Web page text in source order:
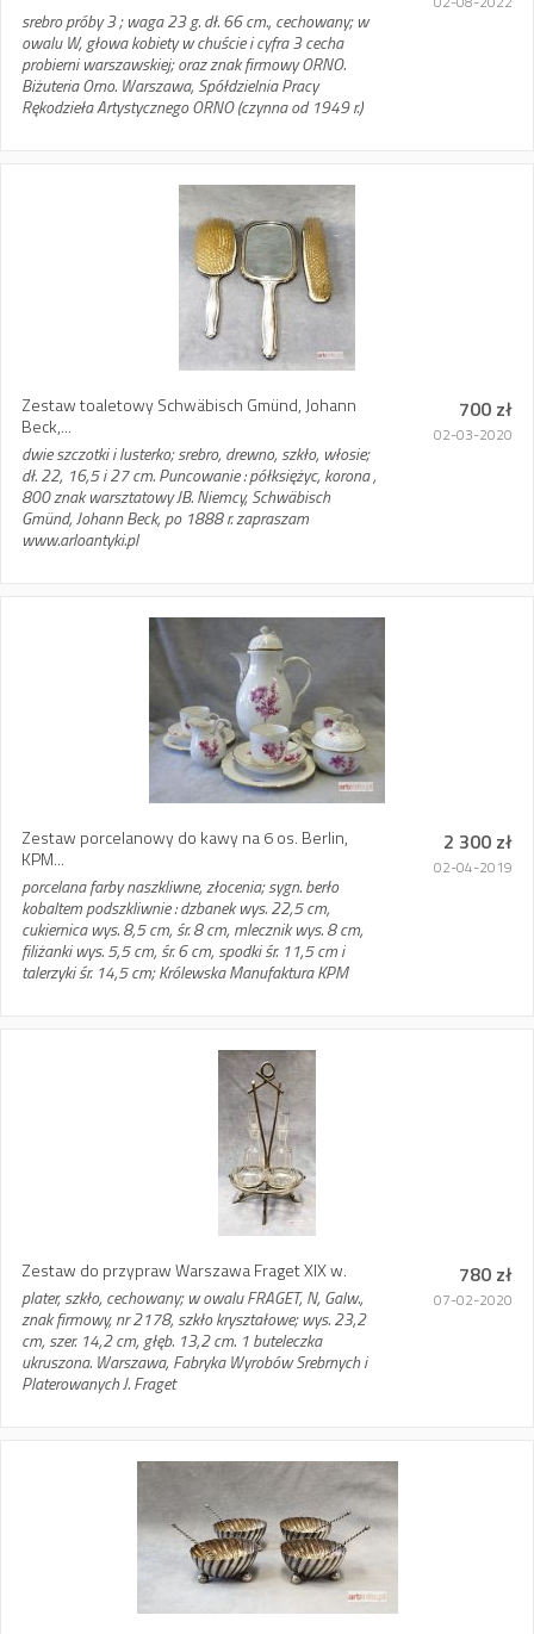
srebro próby 3 ; waga 23 g. dł. 66 cm., cechowany; w
owalu W, głowa kobiety w chuście i cyfra 3 cecha
probierni warszawskiej; oraz znak firmowy ORNO.
Biżuteria Orno. Warszawa, Spółdzielnia Pracy
Rękodzieła Artystycznego ORNO (czynna od 1949 r.)
Zestaw toaletowy Schwäbisch Gmünd, Johann
Beck,...
dwie szczotki i lusterko; srebro, drewno, szkło, włosie;
dł. 22, 16,5 i 27 cm. Puncowanie : półksiężyc, korona ,
800 znak warsztatowy JB. Niemcy, Schwäbisch
Gmünd, Johann Beck, po 1888 r. zapraszam
www.arloantyki.pl
700 zł
02-03-2020
Zestaw porcelanowy do kawy na 6 os. Berlin,
KPM...
porcelana farby naszkliwne, złocenia; sygn. berło
kobaltem podszkliwnie : dzbanek wys. 22,5 cm,
cukiernica wys. 8,5 cm, śr. 8 cm, mlecznik wys. 8 cm,
filiżanki wys. 5,5 cm, śr. 6 cm, spodki śr. 11,5 cm i
talerzyki śr. 14,5 cm; Królewska Manufaktura KPM
2 300 zł
02-04-2019
Zestaw do przypraw Warszawa Fraget XIX w.
plater, szkło, cechowany; w owalu FRAGET, N, Galw.,
znak firmowy, nr 2178, szkło kryształowe; wys. 23,2
cm, szer. 14,2 cm, głęb. 13,2 cm. 1 buteleczka
ukruszona. Warszawa, Fabryka Wyrobów Srebrnych i
Platerowanych J. Fraget
780 zł
07-02-2020